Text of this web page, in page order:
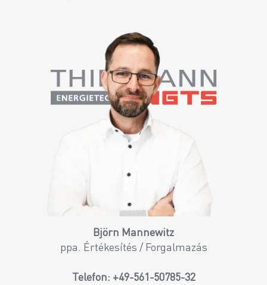
Björn Mannewitz
ppa. Értékesítés / Forgalmazás
Telefon: +49-561-50785-32